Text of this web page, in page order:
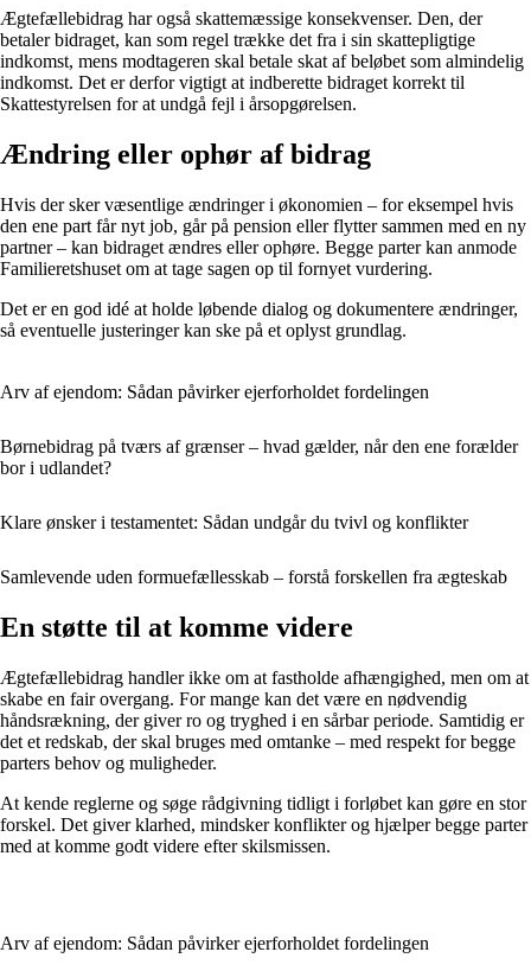
Ægtefællebidrag har også skattemæssige konsekvenser. Den, der
betaler bidraget, kan som regel trække det fra i sin skattepligtige
indkomst, mens modtageren skal betale skat af beløbet som almindelig
indkomst. Det er derfor vigtigt at indberette bidraget korrekt til
Skattestyrelsen for at undgå fejl i årsopgørelsen.
Ændring eller ophør af bidrag
Hvis der sker væsentlige ændringer i økonomien – for eksempel hvis
den ene part får nyt job, går på pension eller flytter sammen med en ny
partner – kan bidraget ændres eller ophøre. Begge parter kan anmode
Familieretshuset om at tage sagen op til fornyet vurdering.
Det er en god idé at holde løbende dialog og dokumentere ændringer,
så eventuelle justeringer kan ske på et oplyst grundlag.
Arv af ejendom: Sådan påvirker ejerforholdet fordelingen
Børnebidrag på tværs af grænser – hvad gælder, når den ene forælder
bor i udlandet?
Klare ønsker i testamentet: Sådan undgår du tvivl og konflikter
Samlevende uden formuefællesskab – forstå forskellen fra ægteskab
En støtte til at komme videre
Ægtefællebidrag handler ikke om at fastholde afhængighed, men om at
skabe en fair overgang. For mange kan det være en nødvendig
håndsrækning, der giver ro og tryghed i en sårbar periode. Samtidig er
det et redskab, der skal bruges med omtanke – med respekt for begge
parters behov og muligheder.
At kende reglerne og søge rådgivning tidligt i forløbet kan gøre en stor
forskel. Det giver klarhed, mindsker konflikter og hjælper begge parter
med at komme godt videre efter skilsmissen.
Arv af ejendom: Sådan påvirker ejerforholdet fordelingen